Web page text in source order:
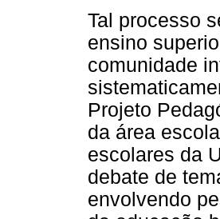
Tal processo
ensino
comunidade
Projeto
da área
escolares da
debate de
envolvendo